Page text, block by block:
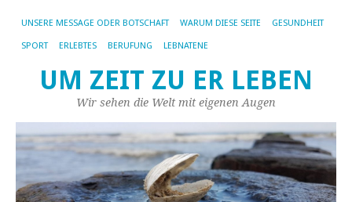
UNSERE MESSAGE ODER BOTSCHAFT WARUM DIESE SEITE GESUNDHEIT
SPORT ERLEBTES BERUFUNG LEBNATENE
UM ZEIT ZU ER LEBEN
Wir sehen die Welt mit eigenen Augen